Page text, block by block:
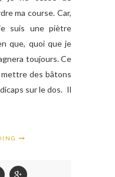
ma course. Car,
suis une piètre
que, quoi que je
toujours. Ce
des bâtons
sur le dos. Il